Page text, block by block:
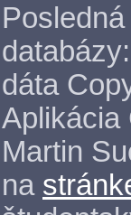
databázy:
dáta
Aplikácia
Martin
na